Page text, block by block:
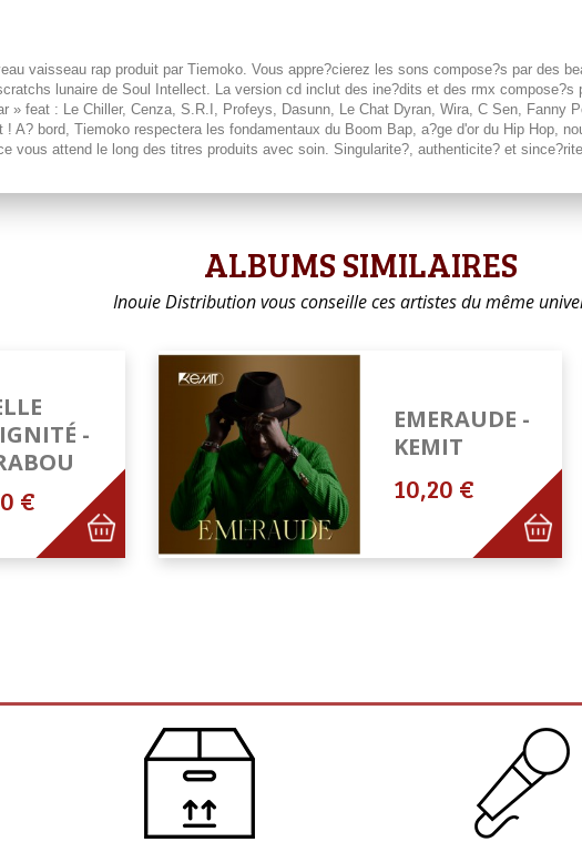
vaisseau rap produit par Tiemoko. Vous appre?cierez les sons compose?s par des
lunaire de Soul Intellect. La version cd inclut des ine?dits et des rmx
» feat : Le Chiller, Cenza, S.R.I, Profeys, Dasunn, Le Chat Dyran, Wira, C Sen, Fanny
A? bord, Tiemoko respectera les fondamentaux du Boom Bap, a?ge d'or du Hip Hop,
vous attend le long des titres produits avec soin. Singularite?, authenticite? et
ALBUMS SIMILAIRES
Inouie Distribution vous conseille ces artistes du même
-
€
EMERAUDE -
KEMIT
10,20 €